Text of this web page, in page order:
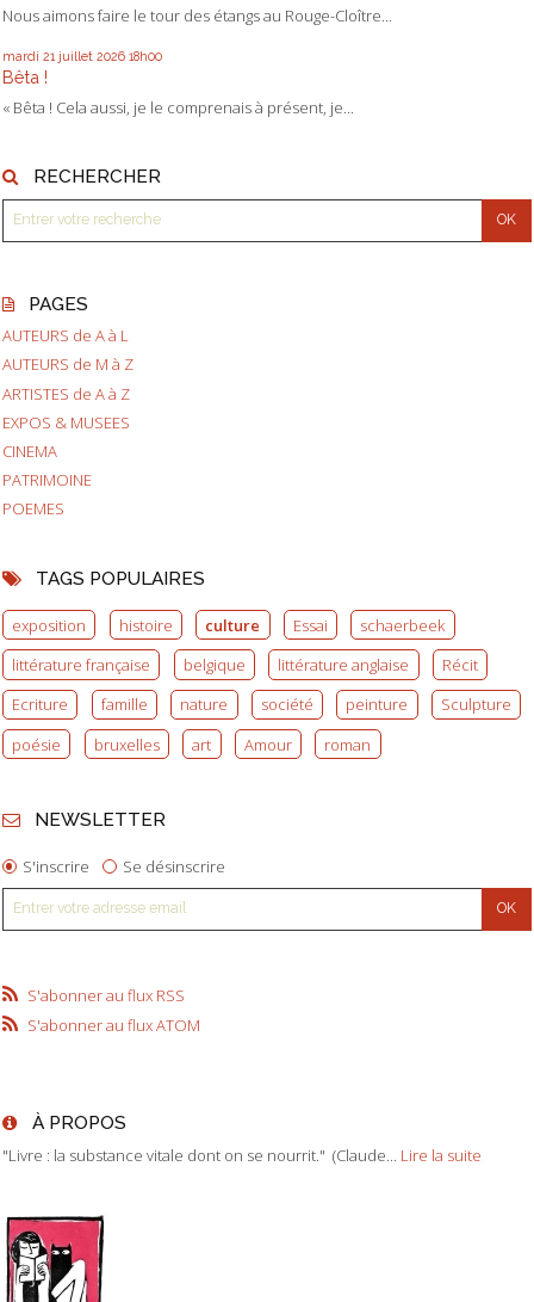
Nous aimons faire le tour des étangs au Rouge-Cloître...
mardi 21 juillet 2026 18h00
Bêta !
« Bêta ! Cela aussi, je le comprenais à présent, je...
RECHERCHER
PAGES
AUTEURS de A à L
AUTEURS de M à Z
ARTISTES de A à Z
EXPOS & MUSEES
CINEMA
PATRIMOINE
POEMES
TAGS POPULAIRES
exposition histoire culture Essai
schaerbeek
littérature française
belgique littérature anglaise
Récit
Ecriture
famille nature société peinture
Sculpture
poésie
bruxelles art Amour roman
NEWSLETTER
S'inscrire Se désinscrire
S'abonner au flux RSS
S'abonner au flux ATOM
À PROPOS
"Livre : la substance vitale dont on se nourrit." (Claude... Lire la suite